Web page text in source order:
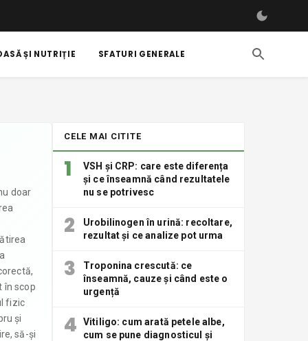
ȘI NUTRIȚIE SFATURI GENERALE
doar
în scop
fizic
și
să-și
CELE MAI CITITE
1
VSH și CRP: care este diferența
și ce înseamnă când rezultatele
nu se potrivesc
2
Urobilinogen în urină: recoltare,
rezultat și ce analize pot urma
3
Troponina crescută: ce
înseamnă, cauze și când este o
urgență
4
Vitiligo: cum arată petele albe,
cum se pune diagnosticul și